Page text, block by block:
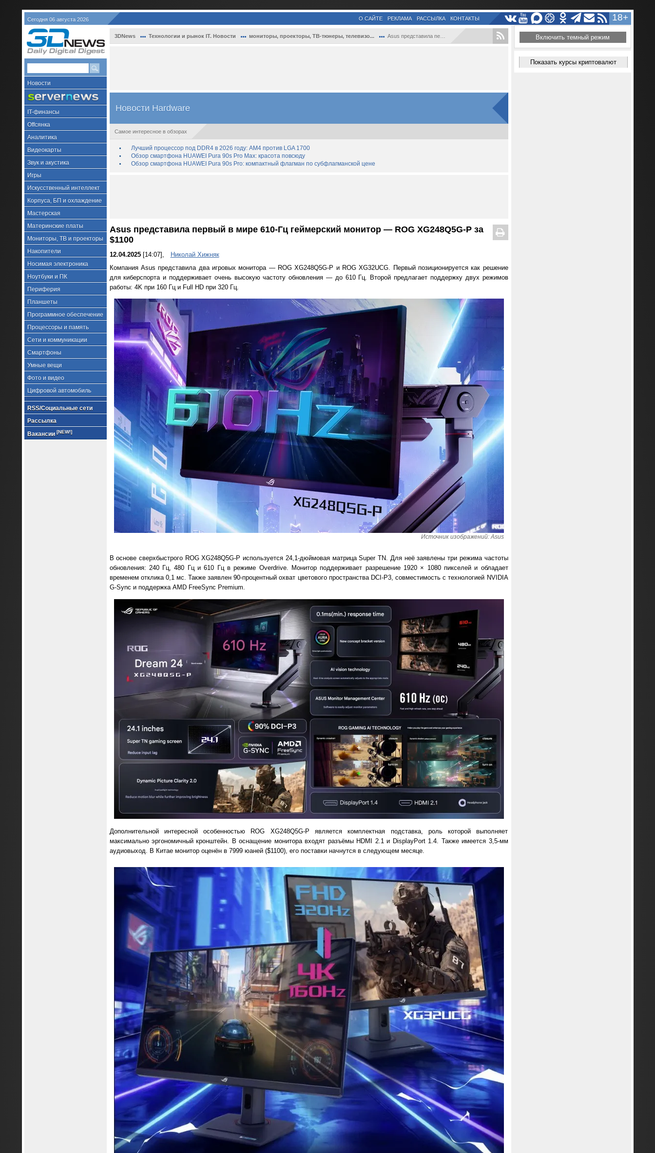
Сегодня 06 августа 2026 18+
О САЙТЕ РЕКЛАМА РАССЫЛКА КОНТАКТЫ
Новости
IT-финансы
Offсянка
Аналитика
Видеокарты
Звук и акустика
Игры
Искусственный интеллект
Корпуса, БП и охлаждение
Мастерская
Материнские платы
Мониторы, ТВ и проекторы
Накопители
Носимая электроника
Ноутбуки и ПК
Периферия
Планшеты
Программное обеспечение
Процессоры и память
Сети и коммуникации
Смартфоны
Умные вещи
Фото и видео
Цифровой автомобиль
RSS/Социальные сети
Рассылка
Вакансии [NEW!]
3DNews Технологии и рынок IT. Новости мониторы, проекторы, ТВ-тюнеры, телевизо... Asus представила первый в мире 610-Гц ге...
Новости Hardware
Самое интересное в обзорах
Лучший процессор под DDR4 в 2026 году: AM4 против LGA 1700
Обзор смартфона HUAWEI Pura 90s Pro Max: красота повсюду
Обзор смартфона HUAWEI Pura 90s Pro: компактный флагман по субфлагманской цене
Asus представила первый в мире 610-Гц геймерский монитор — ROG XG248Q5G-P за
$1100
12.04.2025[14:07],
Николай Хижняк
Компания Asus представила два игровых монитора — ROG XG248Q5G-P и ROG XG32UCG. Первый позиционируется как решение
для киберспорта и поддерживает очень высокую частоту обновления — до 610 Гц. Второй предлагает поддержку двух режимов
работы: 4K при 160 Гц и Full HD при 320 Гц.
Источник изображений: Asus
В основе сверхбыстрого ROG XG248Q5G-P используется 24,1-дюймовая матрица Super TN. Для неё заявлены три режима частоты
обновления: 240 Гц, 480 Гц и 610 Гц в режиме Overdrive. Монитор поддерживает разрешение 1920 × 1080 пикселей и обладает
временем отклика 0,1 мс. Также заявлен 90-процентный охват цветового пространства DCI-P3, совместимость с технологией NVIDIA
G-Sync и поддержка AMD FreeSync Premium.
Дополнительной интересной особенностью ROG XG248Q5G-P является комплектная подставка, роль которой выполняет
максимально эргономичный кронштейн. В оснащение монитора входят разъёмы HDMI 2.1 и DisplayPort 1.4. Также имеется 3,5-мм
аудиовыход. В Китае монитор оценён в 7999 юаней ($1100), его поставки начнутся в следующем месяце.
Включить темный режим
Показать курсы криптовалют